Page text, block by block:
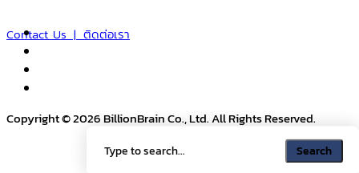
Search
Search
Contact Us | ติดต่อเรา
Copyright © 2026 BillionBrain Co., Ltd. All Rights Reserved.